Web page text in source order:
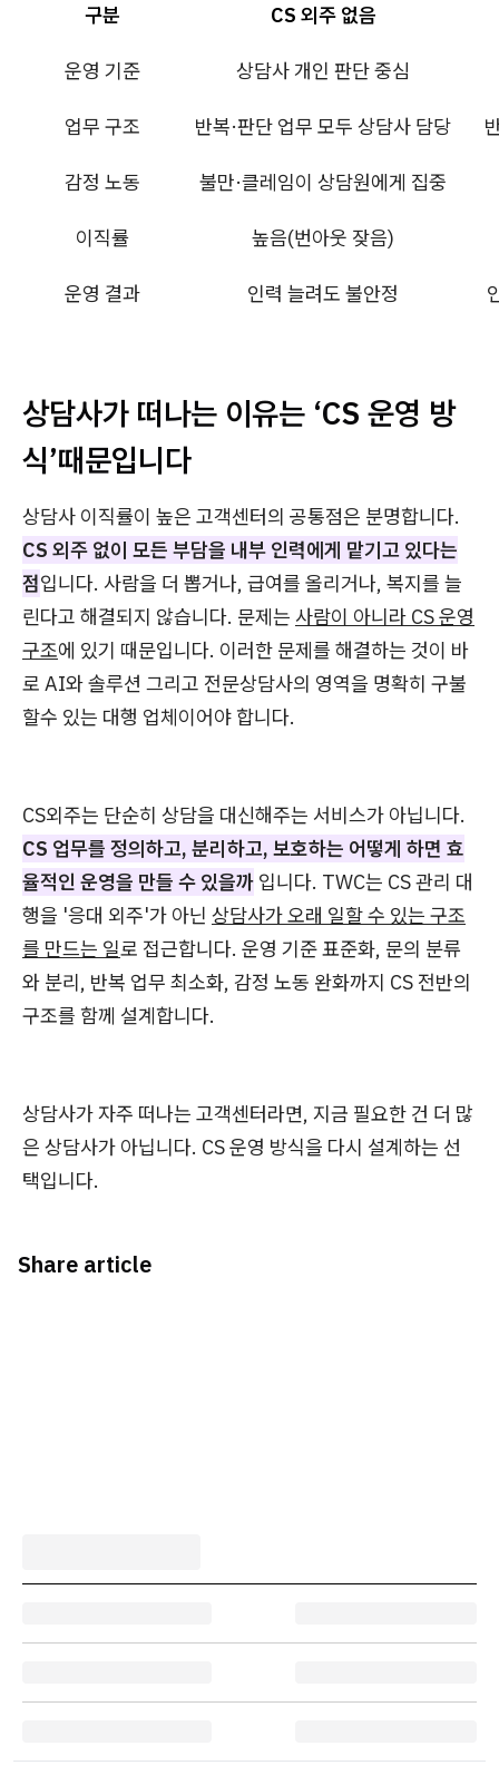
구분 CS 외주 없음
운영 기준 상담사 개인 판단 중심
업무 구조 반복·판단 업무 모두 상담사 담당
감정 노동 불만·클레임이 상담원에게 집중
이직률 높음(번아웃 잦음)
운영 결과 인력 늘려도 불안정
상담사가 떠나는 이유는 ‘CS 운영 방
식’때문입니다
상담사 이직률이 높은 고객센터의 공통점은 분명합니다.
CS 외주 없이 모든 부담을 내부 인력에게 맡기고 있다는
점입니다. 사람을 더 뽑거나, 급여를 올리거나, 복지를 늘
린다고 해결되지 않습니다. 문제는 사람이 아니라 CS 운영
구조에 있기 때문입니다. 이러한 문제를 해결하는 것이 바
로 AI와 솔루션 그리고 전문상담사의 영역을 명확히 구불
할수 있는 대행 업체이어야 합니다.
CS외주는 단순히 상담을 대신해주는 서비스가 아닙니다.
CS 업무를 정의하고, 분리하고, 보호하는 어떻게 하면 효
율적인 운영을 만들 수 있을까 입니다. TWC는 CS 관리 대
행을 '응대 외주'가 아닌 상담사가 오래 일할 수 있는 구조
를 만드는 일로 접근합니다. 운영 기준 표준화, 문의 분류
와 분리, 반복 업무 최소화, 감정 노동 완화까지 CS 전반의
구조를 함께 설계합니다.
상담사가 자주 떠나는 고객센터라면, 지금 필요한 건 더 많
은 상담사가 아닙니다. CS 운영 방식을 다시 설계하는 선
택입니다.
Share article